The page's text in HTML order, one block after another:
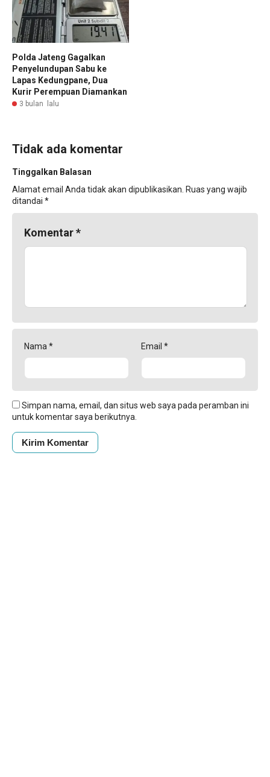
Polda Jateng Gagalkan
Penyelundupan Sabu ke
Lapas Kedungpane, Dua
Kurir Perempuan Diamankan
3 bulan lalu
Tidak ada komentar
Tinggalkan Balasan
Alamat email Anda tidak akan dipublikasikan. Ruas yang wajib
ditandai *
Komentar*
Nama * Email *
Simpan nama, email, dan situs web saya pada peramban ini
untuk komentar saya berikutnya.